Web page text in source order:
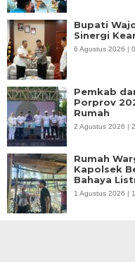
Bupati
Sinergi
6 Agustus 2026 |
Pemkab
Porprov
Rumah
2 Agustus 2026 |
Rumah
Kapolsek
Bahaya
1 Agustus 2026 |